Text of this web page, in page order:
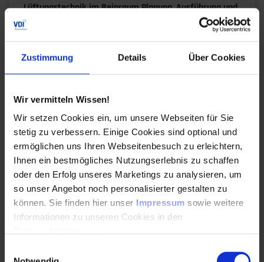
Zustimmung Details Über Cookies
Wir vermitteln Wissen!
Wir setzen Cookies ein, um unsere Webseiten für Sie
stetig zu verbessern. Einige Cookies sind optional und
ermöglichen uns Ihren Webseitenbesuch zu erleichtern,
Ihnen ein bestmögliches Nutzungserlebnis zu schaffen
oder den Erfolg unseres Marketings zu analysieren, um
so unser Angebot noch personalisierter gestalten zu
können. Sie finden hier unser Impressum sowie weitere
Informationen zu unseren Cookies in den
Lüftungstechnik im Reinraum Planung, Ausführung und
Betrieb
Sichere Reinraum Projekte erfolgreich ab.
Verstehe technische Komponenten,
08. – 09.09.2026
Berlin
Alle Termine ansehen
Auch Inhouse buchbar
DETAILS & BUCHEN
Seminar
Honorar- und Vertragsrecht für Planer -